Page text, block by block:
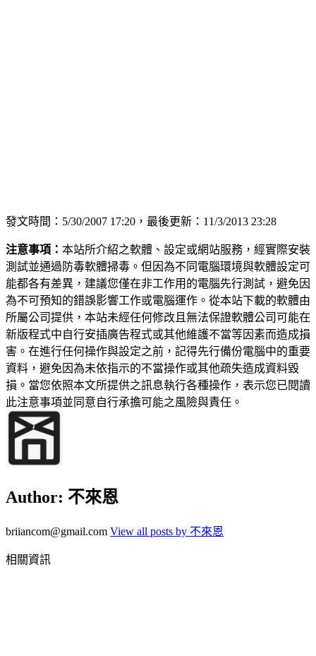
發文時間：5/30/2007 17:20，最後更新：11/3/2013 23:28
注意事項： 本站所介紹之軟體、設定或網站服務，經實際安裝
測試並通過防毒軟體掃毒。但因為不同電腦環境與軟體設定可
能都各有差異，建議您僅在非工作用的電腦先行測試，避免因
為不可預知的錯誤影響工作或電腦運作。從本站下載的軟體由
所屬公司提供，本站未經任何修改且無法保證軟體公司可能在
新版程式中自行安插廣告程式或其他維護不當等因素而造成損
害。在進行任何操作與設定之前，記得先行備份電腦中的重要
資料，避免因為未依指示的不當操作或其他疏失造成資料毀
損。當您依照本文所提供之訊息執行各種操作，表示您已閱讀
此注意事項並同意自行承擔可能之風險與責任。
Author: 不來恩
briiancom@gmail.com View all posts by 不來恩
相關資訊